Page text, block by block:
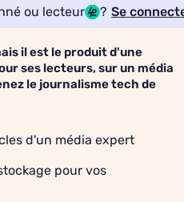
ou lecteur ? Se
il est le produit d'une
ses lecteurs, sur un média
le journalisme tech de
d'un média expert
pour vos